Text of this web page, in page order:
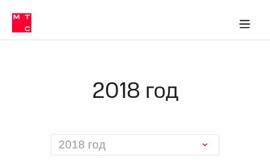
Медиа-центр
и акционерам
Устойчивое развитие
Комплаенс и деловая этика
компании
Руководство
МТС
о технологиях
2018 год
2018 год